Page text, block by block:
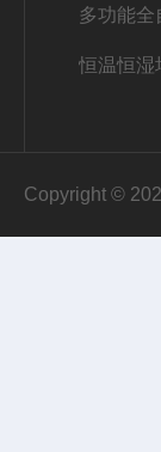
多功能全
恒温恒湿
Copyright ©